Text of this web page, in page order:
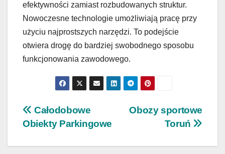
efektywności zamiast rozbudowanych struktur.
Nowoczesne technologie umożliwiają pracę przy
użyciu najprostszych narzędzi. To podejście
otwiera drogę do bardziej swobodnego sposobu
funkcjonowania zawodowego.
Nawigacja
wpisu
Obozy sportowe
Toruń
Całodobowe
Obiekty Parkingowe